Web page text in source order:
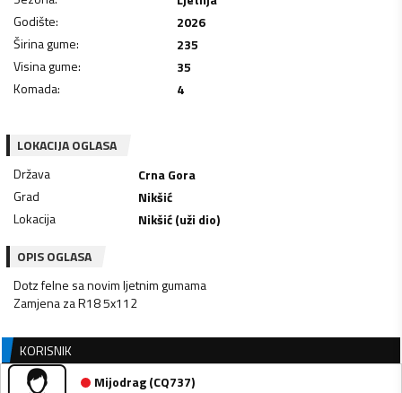
Godište:
2026
Širina gume:
235
Visina gume:
35
Komada: 4
LOKACIJA OGLASA
Država
Crna Gora
Grad
Nikšić
Lokacija
Nikšić (uži dio)
OPIS OGLASA
Dotz felne sa novim ljetnim gumama
KORISNIK
Mijodrag(CQ737)